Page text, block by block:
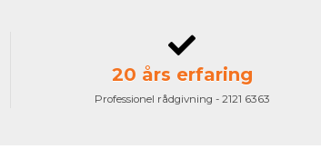
20 års erfaring
Professionel rådgivning - 2121 6363